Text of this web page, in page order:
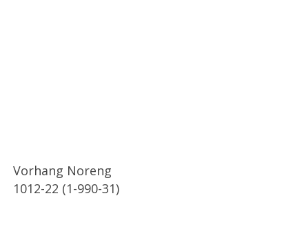
Vorhang Noreng
1012-22 (1-990-31)